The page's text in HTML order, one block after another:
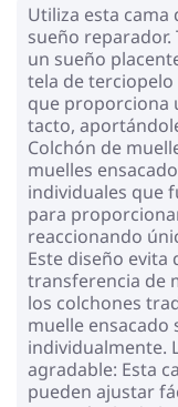
Utiliza esta
sueño reparador.
un sueño
tela de terciopelo
que proporciona
tacto,
Colchón de
muelles
individuales que
para
reaccionando
Este diseño evita
transferencia de
los colchones
muelle ensacado
individualmente.
agradable: Esta
pueden ajustar